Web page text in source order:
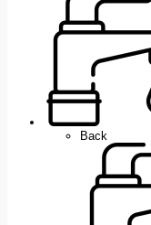
Back